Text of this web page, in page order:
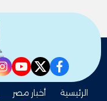
facebook
twitter
الرئيسية أخبار مصر